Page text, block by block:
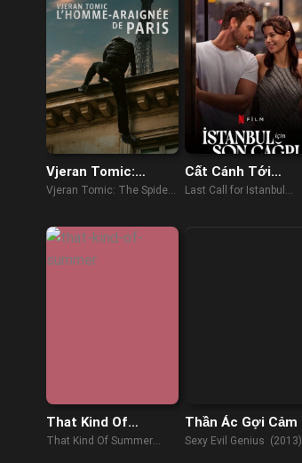
Vjeran Tomic:
Người Nhện Paris
Vjeran Tomic: The Spider-
Cất Cánh Tới
Istanbul
Last Call for Istanbul
That Kind Of
Summer
That Kind Of Summer
Thần Ác Gợi Cảm
Sexy Evil Genius (2013)